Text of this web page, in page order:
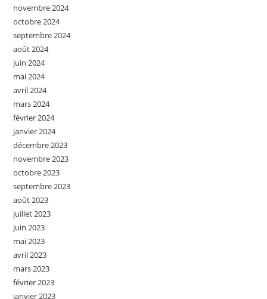
novembre 2024
octobre 2024
septembre 2024
août 2024
juin 2024
mai 2024
avril 2024
mars 2024
février 2024
janvier 2024
décembre 2023
novembre 2023
octobre 2023
septembre 2023
août 2023
juillet 2023
juin 2023
mai 2023
avril 2023
mars 2023
février 2023
janvier 2023